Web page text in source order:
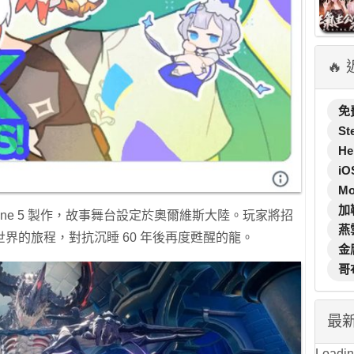
5 製作，故事舞台設定於奧爾維斯大陸。玩家將招
的旅程，對抗沉睡 60 年後再度甦醒的龍。
🔥
免
加
燕
金
哥
最